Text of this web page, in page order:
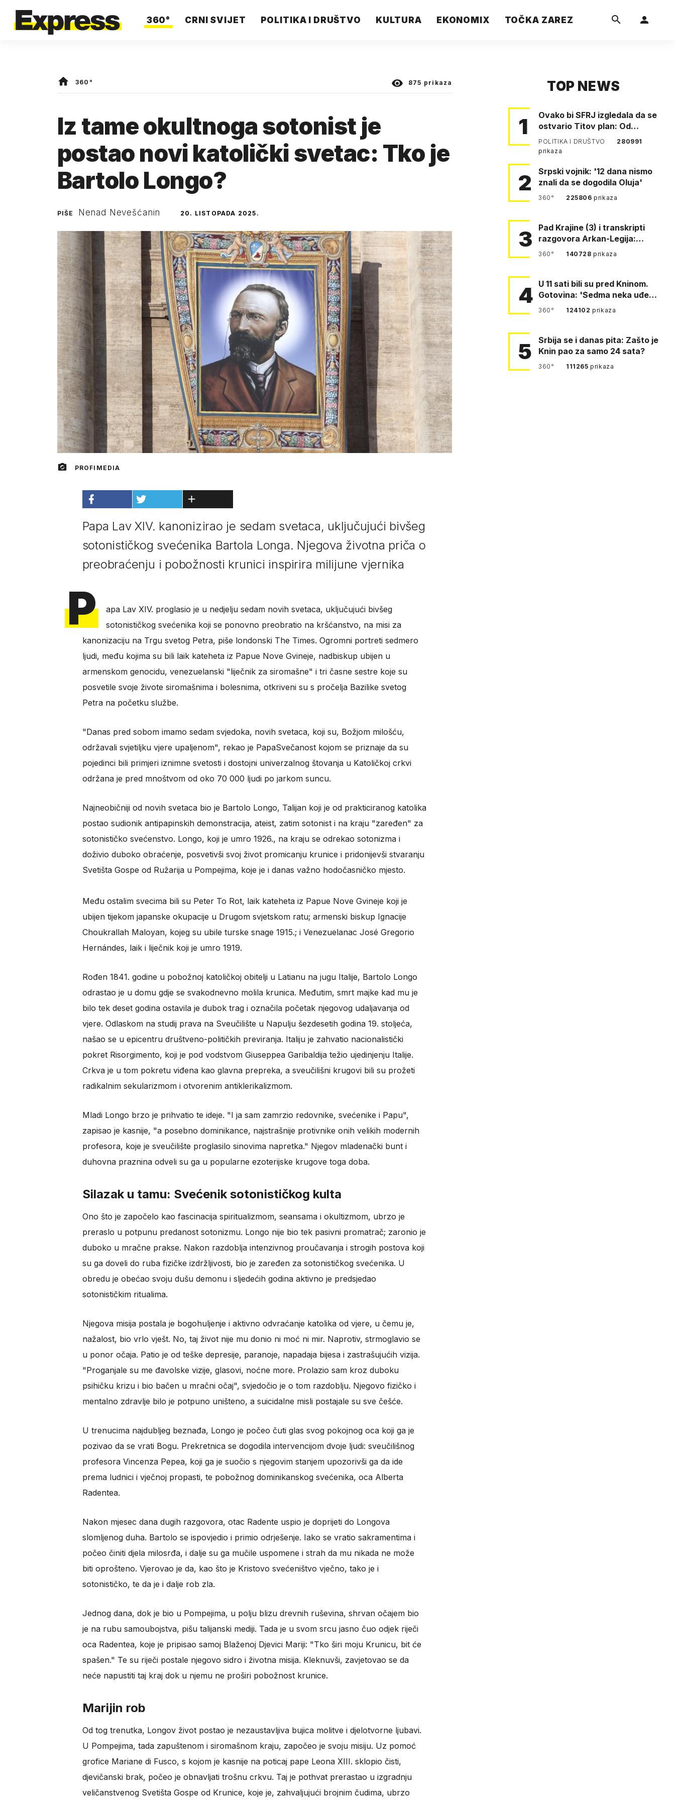
360° CRNI SVIJET POLITIKA I DRUŠTVO KULTURA EKONOMIX TOČKA ZAREZ
360° 875 prikaza
Iz tame okultnoga sotonist je
postao novi katolički svetac: Tko je
Bartolo Longo?
PIŠE Nenad Nevešćanin 20. LISTOPADA 2025.
PROFIMEDIA
Papa Lav XIV. kanonizirao je sedam svetaca, uključujući bivšeg
sotonističkog svećenika Bartola Longa. Njegova životna priča o
preobraćenju i pobožnosti krunici inspirira milijune vjernika
P
apa Lav XIV. proglasio je u nedjelju sedam novih svetaca, uključujući bivšeg
sotonističkog svećenika koji se ponovno preobratio na kršćanstvo, na misi za
kanonizaciju na Trgu svetog Petra, piše londonski The Times. Ogromni portreti sedmero
ljudi, među kojima su bili laik kateheta iz Papue Nove Gvineje, nadbiskup ubijen u
armenskom genocidu, venezuelanski "liječnik za siromašne" i tri časne sestre koje su
posvetile svoje živote siromašnima i bolesnima, otkriveni su s pročelja Bazilike svetog
Petra na početku službe.
"Danas pred sobom imamo sedam svjedoka, novih svetaca, koji su, Božjom milošću,
održavali svjetiljku vjere upaljenom", rekao je PapaSvečanost kojom se priznaje da su
pojedinci bili primjeri iznimne svetosti i dostojni univerzalnog štovanja u Katoličkoj crkvi
održana je pred mnoštvom od oko 70 000 ljudi po jarkom suncu.
Najneobičniji od novih svetaca bio je Bartolo Longo, Talijan koji je od prakticiranog katolika
postao sudionik antipapinskih demonstracija, ateist, zatim sotonist i na kraju "zaređen" za
sotonističko svećenstvo. Longo, koji je umro 1926., na kraju se odrekao sotonizma i
doživio duboko obraćenje, posvetivši svoj život promicanju krunice i pridonijevši stvaranju
Svetišta Gospe od Ružarija u Pompejima, koje je i danas važno hodočasničko mjesto.
Među ostalim svecima bili su Peter To Rot, laik kateheta iz Papue Nove Gvineje koji je
ubijen tijekom japanske okupacije u Drugom svjetskom ratu; armenski biskup Ignacije
Choukrallah Maloyan, kojeg su ubile turske snage 1915.; i Venezuelanac José Gregorio
Hernándes, laik i liječnik koji je umro 1919.
Rođen 1841. godine u pobožnoj katoličkoj obitelji u Latianu na jugu Italije, Bartolo Longo
odrastao je u domu gdje se svakodnevno molila krunica. Međutim, smrt majke kad mu je
bilo tek deset godina ostavila je dubok trag i označila početak njegovog udaljavanja od
vjere. Odlaskom na studij prava na Sveučilište u Napulju šezdesetih godina 19. stoljeća,
našao se u epicentru društveno-političkih previranja. Italiju je zahvatio nacionalistički
pokret Risorgimento, koji je pod vodstvom Giuseppea Garibaldija težio ujedinjenju Italije.
Crkva je u tom pokretu viđena kao glavna prepreka, a sveučilišni krugovi bili su prožeti
radikalnim sekularizmom i otvorenim antiklerikalizmom.
Mladi Longo brzo je prihvatio te ideje. "I ja sam zamrzio redovnike, svećenike i Papu",
zapisao je kasnije, "a posebno dominikance, najstrašnije protivnike onih velikih modernih
profesora, koje je sveučilište proglasilo sinovima napretka." Njegov mladenački bunt i
duhovna praznina odveli su ga u popularne ezoterijske krugove toga doba.
Silazak u tamu: Svećenik sotonističkog kulta
Ono što je započelo kao fascinacija spiritualizmom, seansama i okultizmom, ubrzo je
preraslo u potpunu predanost sotonizmu. Longo nije bio tek pasivni promatrač; zaronio je
duboko u mračne prakse. Nakon razdoblja intenzivnog proučavanja i strogih postova koji
su ga doveli do ruba fizičke izdržljivosti, bio je zaređen za sotonističkog svećenika. U
obredu je obećao svoju dušu demonu i sljedećih godina aktivno je predsjedao
sotonističkim ritualima.
Njegova misija postala je bogohuljenje i aktivno odvraćanje katolika od vjere, u čemu je,
nažalost, bio vrlo vješt. No, taj život nije mu donio ni moć ni mir. Naprotiv, strmoglavio se
u ponor očaja. Patio je od teške depresije, paranoje, napadaja bijesa i zastrašujućih vizija.
"Proganjale su me đavolske vizije, glasovi, noćne more. Prolazio sam kroz duboku
psihičku krizu i bio bačen u mračni očaj", svjedočio je o tom razdoblju. Njegovo fizičko i
mentalno zdravlje bilo je potpuno uništeno, a suicidalne misli postajale su sve češće.
U trenucima najdubljeg beznađa, Longo je počeo čuti glas svog pokojnog oca koji ga je
pozivao da se vrati Bogu. Prekretnica se dogodila intervencijom dvoje ljudi: sveučilišnog
profesora Vincenza Pepea, koji ga je suočio s njegovim stanjem upozorivši ga da ide
prema ludnici i vječnoj propasti, te pobožnog dominikanskog svećenika, oca Alberta
Radentea.
Nakon mjesec dana dugih razgovora, otac Radente uspio je doprijeti do Longova
slomljenog duha. Bartolo se ispovjedio i primio odrješenje. Iako se vratio sakramentima i
počeo činiti djela milosrđa, i dalje su ga mučile uspomene i strah da mu nikada ne može
biti oprošteno. Vjerovao je da, kao što je Kristovo svećeništvo vječno, tako je i
sotonističko, te da je i dalje rob zla.
Jednog dana, dok je bio u Pompejima, u polju blizu drevnih ruševina, shrvan očajem bio
je na rubu samoubojstva, pišu talijanski mediji. Tada je u svom srcu jasno čuo odjek riječi
oca Radentea, koje je pripisao samoj Blaženoj Djevici Mariji: "Tko širi moju Krunicu, bit će
spašen." Te su riječi postale njegovo sidro i životna misija. Kleknuvši, zavjetovao se da
neće napustiti taj kraj dok u njemu ne proširi pobožnost krunice.
Marijin rob
Od tog trenutka, Longov život postao je nezaustavljiva bujica molitve i djelotvorne ljubavi.
U Pompejima, tada zapuštenom i siromašnom kraju, započeo je svoju misiju. Uz pomoć
grofice Mariane di Fusco, s kojom je kasnije na poticaj pape Leona XIII. sklopio čisti,
djevičanski brak, počeo je obnavljati trošnu crkvu. Taj je pothvat prerastao u izgradnju
veličanstvenog Svetišta Gospe od Krunice, koje je, zahvaljujući brojnim čudima, ubrzo
TOP NEWS
1
Ovako bi SFRJ izgledala da se
ostvario Titov plan: Od
Klagenfurta do Istanbula!
POLITIKA I DRUŠTVO
280991
prikaza
2
Srpski vojnik: '12 dana nismo
znali da se dogodila Oluja'
360° 225806prikaza
3
Pad Krajine (3) i transkripti
razgovora Arkan-Legija:
'Čujem, prelazite ustašam…
360° 140728prikaza
4 U 11 sati bili su pred Kninom.
Gotovina: 'Sedma neka uđe,
4. gardijska neka g…
360° 124102prikaza
5
Srbija se i danas pita: Zašto je
Knin pao za samo 24 sata?
360° 111265prikaza